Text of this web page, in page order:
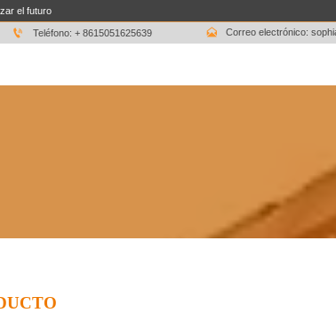
el futuro
 Teléfono: + 8615051625639 